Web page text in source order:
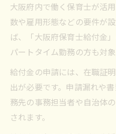
方
保育士が補助金で
大阪府の給付金を
大阪府内で働く保育士が活
数や雇用形態などの要件が
ば、「大阪府保育士給付金
パートタイム勤務の方も対
給付金の申請には、在職証
出が必要です。申請漏れや
務先の事務担当者や自治体
されます。